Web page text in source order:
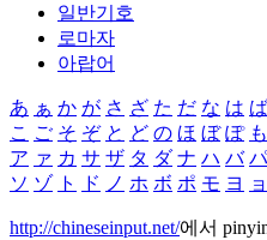
일반기호
로마자
아랍어
あ ぁ か が さ ざ た だ な は ば
こ ご そ ぞ と ど の ほ ぼ ぽ も
ア ァ カ サ ザ タ ダ ナ ハ バ パ
ソ ゾ ト ド ノ ホ ボ ポ モ ヨ ョ
http://chineseinput.net/에서